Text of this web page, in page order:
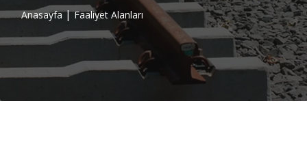
Anasayfa| Faaliyet Alanları